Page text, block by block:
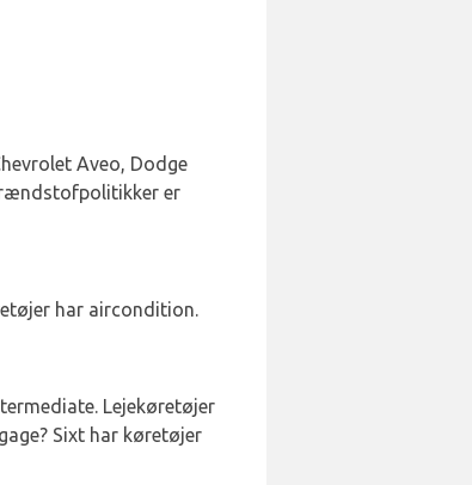
Aveo, Dodge
er
har aircondition.
Lejekøretøjer
Sixt har køretøjer